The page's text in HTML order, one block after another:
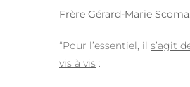
Frère Gérard-Marie Scoma:
“Pour l’essentiel, il s’agit
vis à vis :